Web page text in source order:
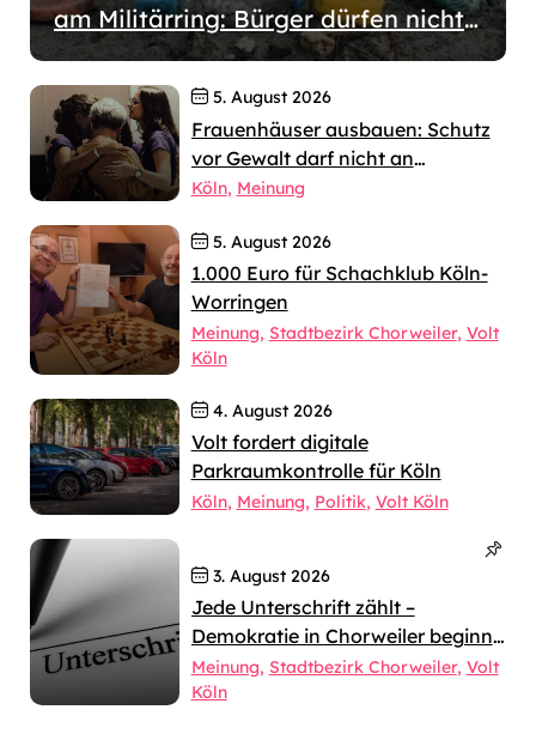
am Militärring: Bürger dürfen nicht
wochenlang allein gelassen werden
5. August 2026
Frauenhäuser ausbauen: Schutz
vor Gewalt darf nicht an
jahrelangen Verfahren scheitern
Köln Meinung
5. August 2026
1.000 Euro für Schachklub Köln-
Worringen
Meinung Stadtbezirk Chorweiler Volt
Köln
4. August 2026
Volt fordert digitale
Parkraumkontrolle für Köln
Köln Meinung Politik Volt Köln
3. August 2026
Jede Unterschrift zählt –
Demokratie in Chorweiler beginnt
mit dir!
Meinung Stadtbezirk Chorweiler Volt
Köln